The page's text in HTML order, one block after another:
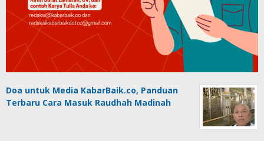
Doa untuk Media KabarBaik.co, Panduan
Terbaru Cara Masuk Raudhah Madinah